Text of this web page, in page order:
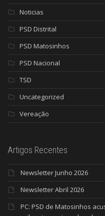
Noticias
PSD Distrital
PSD Matosinhos
PSD Nacional
TSD
Uncategorized
Vereação
Artigos Recentes
Newsletter Junho 2026
Newsletter Abril 2026
PC: PSD de Matosinhos